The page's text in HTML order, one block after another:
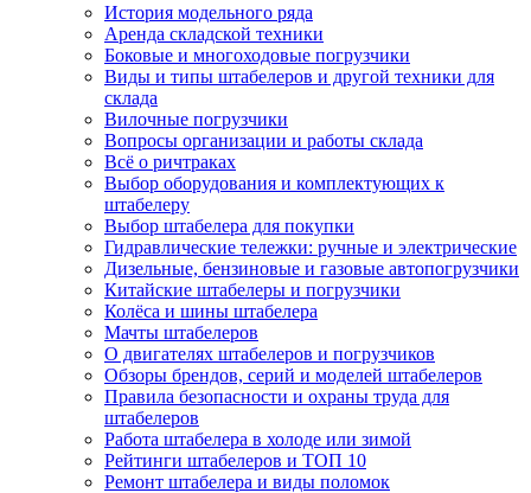
История модельного ряда
Аренда складской техники
Боковые и многоходовые погрузчики
Виды и типы штабелеров и другой техники для
склада
Вилочные погрузчики
Вопросы организации и работы склада
Всё о ричтраках
Выбор оборудования и комплектующих к
штабелеру
Выбор штабелера для покупки
Гидравлические тележки: ручные и электрические
Дизельные, бензиновые и газовые автопогрузчики
Китайские штабелеры и погрузчики
Колёса и шины штабелера
Мачты штабелеров
О двигателях штабелеров и погрузчиков
Обзоры брендов, серий и моделей штабелеров
Правила безопасности и охраны труда для
штабелеров
Работа штабелера в холоде или зимой
Рейтинги штабелеров и ТОП 10
Ремонт штабелера и виды поломок